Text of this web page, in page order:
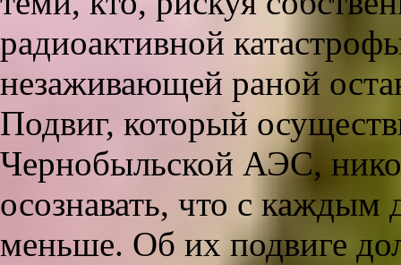
радиоактивной
незаживающей раной
Подвиг, который
Чернобыльской АЭС,
осознавать, что с каждым
меньше. Об их подвиге